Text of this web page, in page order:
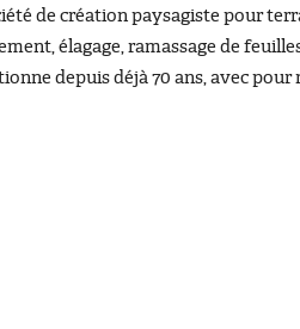
de création paysagiste pour
élagage, ramassage de
depuis déjà 70 ans, avec pour